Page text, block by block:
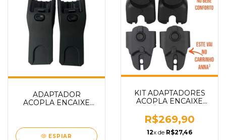
ADAPTADOR
ACOPLA ENCAIXE
30 MAXI-COSI PEÇA
REPOSIÇÃO
ESPIAR
KIT ADAPTADORES
ACOPLA ENCAIXE
MODELO PEBBLE
MARBLE CORAL
CARRINHO DE BEBE
R$269,90
12x de R$27,46